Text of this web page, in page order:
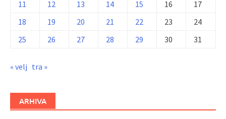
11
12 13 14 15 16
17
18
19 20 21 22 23
24
25
26 27 28 29 30 31
« velj tra »
ARHIVA